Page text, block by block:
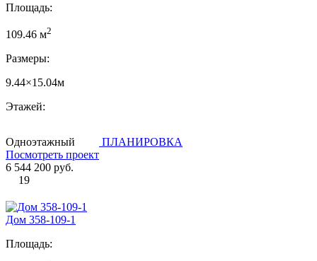
Площадь:
109.46 м2
Размеры:
9.44×15.04м
Этажей:
Одноэтажный
ПЛАНИРОВКА
Посмотреть проект
6 544 200 руб.
19
Дом 358-109-1
Площадь: